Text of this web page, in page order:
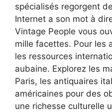
spécialisés regorgent
Internet a son mot à
Vintage People vous
mille facettes. Pour les
les ressources
aubaine. Explorez les
Paris, les antiquaires
américaines pour des
une richesse culturelle